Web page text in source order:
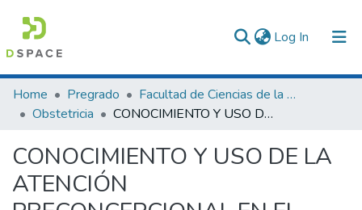
Log In (current)
Communities & Collections
All of DSpace
Statistics
Home Pregrado
Facultad de Ciencias de la Salud
Obstetricia
CONOCIMIENTO Y USO DE LA ATENCIÓN PRECONCEPCIONAL EN EL PRIMER NIVEL DE SALUD DE MUJERES EN EDAD FÉRTIL DEL DISTRITO LA HUACA, PIURA 2023.
CONOCIMIENTO Y USO DE LA
ATENCIÓN